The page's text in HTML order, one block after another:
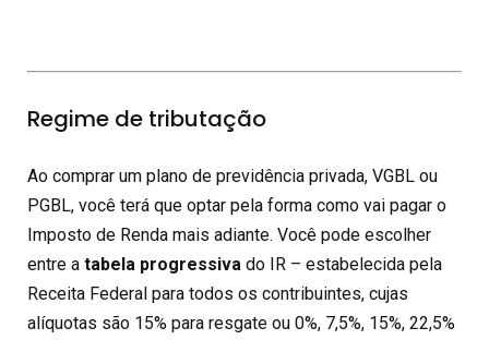
Regime de tributação
Ao comprar um plano de previdência privada, VGBL ou
PGBL, você terá que optar pela forma como vai pagar o
Imposto de Renda mais adiante. Você pode escolher
entre a tabela progressiva do IR – estabelecida pela
Receita Federal para todos os contribuintes, cujas
alíquotas são 15% para resgate ou 0%, 7,5%, 15%, 22,5%